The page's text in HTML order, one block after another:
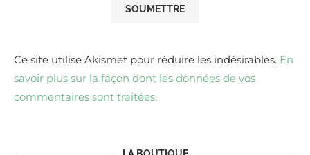
Ce site utilise Akismet pour réduire les indésirables. En
savoir plus sur la façon dont les données de vos
commentaires sont traitées.